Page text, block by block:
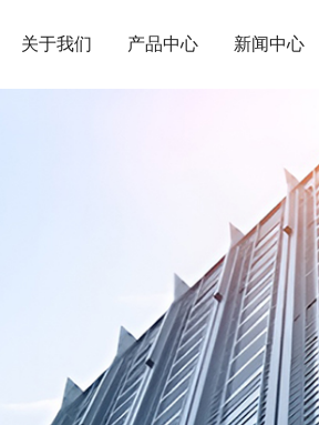
关于我们 产品中心 新闻中心